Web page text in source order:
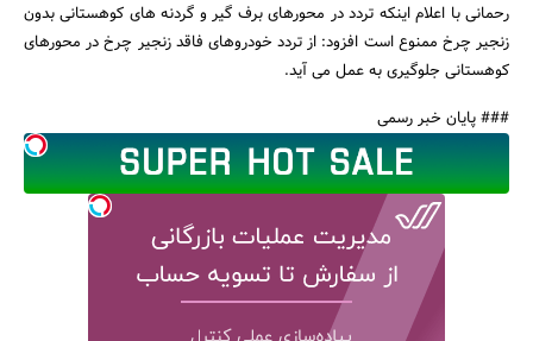
جستجو
رحمانی با اعلام اینکه تردد در محورهای برف گیر و گردنه های کوهستانی بدون
زنجیر چرخ ممنوع است افزود: از تردد خودروهای فاقد زنجیر چرخ در محورهای
کوهستانی جلوگیری به عمل می آید.
### پایان خبر رسمی